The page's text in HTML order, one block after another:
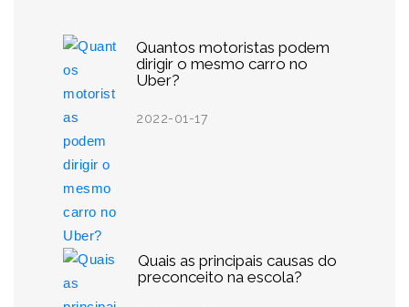
Quantos motoristas podem
dirigir o mesmo carro no
Uber?
2022-01-17
Quais as principais causas do
preconceito na escola?